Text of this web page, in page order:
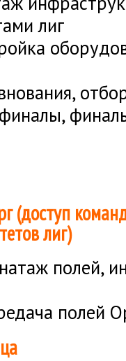
лиг
(доступ
лиг)
полей,
полей